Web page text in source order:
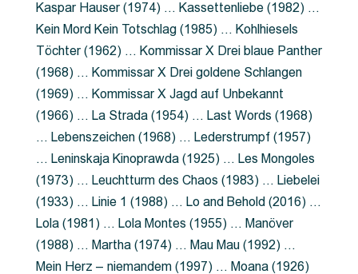
Kaspar Hauser (1974) … Kassettenliebe (1982) …
Kein Mord Kein Totschlag (1985) … Kohlhiesels
Töchter (1962) … Kommissar X Drei blaue Panther
(1968) … Kommissar X Drei goldene Schlangen
(1969) … Kommissar X Jagd auf Unbekannt
(1966) … La Strada (1954) … Last Words (1968)
… Lebenszeichen (1968) … Lederstrumpf (1957)
… Leninskaja Kinoprawda (1925) … Les Mongoles
(1973) … Leuchtturm des Chaos (1983) … Liebelei
(1933) … Linie 1 (1988) … Lo and Behold (2016) …
Lola (1981) … Lola Montes (1955) … Manöver
(1988) … Martha (1974) … Mau Mau (1992) …
Mein Herz – niemandem (1997) … Moana (1926)